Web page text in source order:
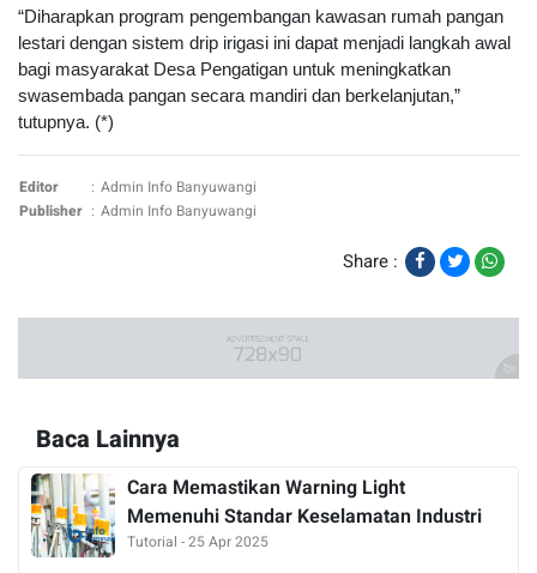
“Diharapkan program pengembangan kawasan rumah pangan
lestari dengan sistem drip irigasi ini dapat menjadi langkah awal
bagi masyarakat Desa Pengatigan untuk meningkatkan
swasembada pangan secara mandiri dan berkelanjutan,”
tutupnya. (*)
Editor : Admin Info Banyuwangi
Publisher : Admin Info Banyuwangi
Share :
Baca Lainnya
Cara Memastikan Warning Light
Memenuhi Standar Keselamatan Industri
Tutorial - 25 Apr 2025